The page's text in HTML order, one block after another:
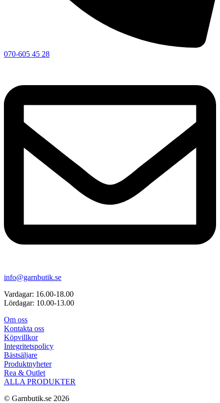
070-605 45 28
info@garnbutik.se
Vardagar: 16.00-18.00
Lördagar: 10.00-13.00
Om oss
Kontakta oss
Köpvillkor
Integritetspolicy
Bästsäljare
Produktnyheter
Rea & Outlet
ALLA PRODUKTER
© Garnbutik.se 2026